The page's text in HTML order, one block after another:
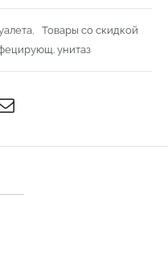
,
Товары со скидкой
унитаз